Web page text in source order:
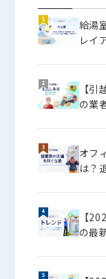
給湯
レイ
【
の業
オフ
は？
【
の最